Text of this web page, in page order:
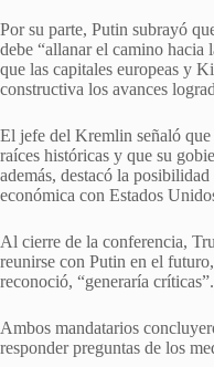
Por su parte, Putin subrayó
debe “allanar el camino hacia
que las capitales europeas y
constructiva los avances
El jefe del Kremlin señaló que
raíces históricas y que su
además, destacó la
económica con Estados
Al cierre de la conferencia,
reunirse con Putin en el
reconoció, “generaría críticas”.
Ambos mandatarios
responder preguntas de los